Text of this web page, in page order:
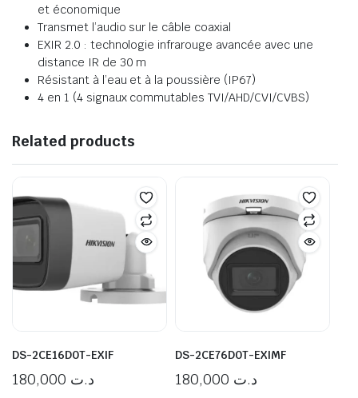
et économique
Transmet l’audio sur le câble coaxial
EXIR 2.0 : technologie infrarouge avancée avec une
distance IR de 30 m
Résistant à l’eau et à la poussière (IP67)
4 en 1 (4 signaux commutables TVI/AHD/CVI/CVBS)
Related products
DS-2CE16D0T-EXIF
د.ت
DS-2CE76D0T-EXIMF
د.ت